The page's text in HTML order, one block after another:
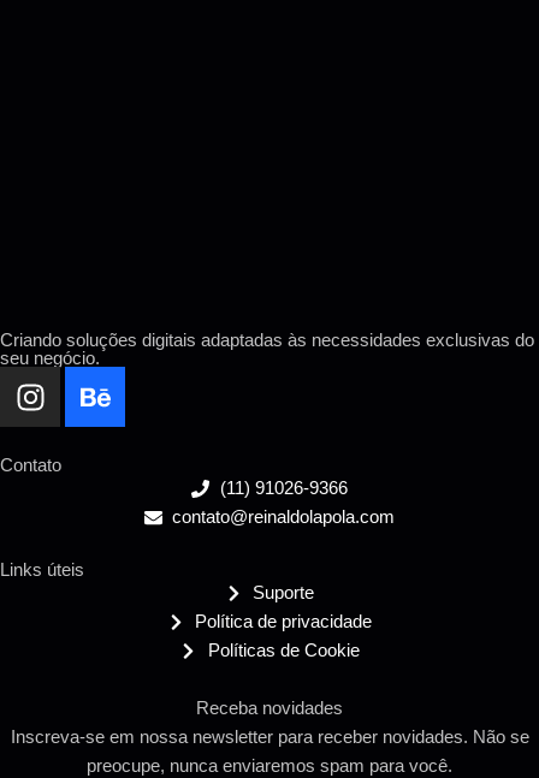
Criando soluções digitais adaptadas às necessidades exclusivas do
seu negócio.
Contato
(11) 91026-9366
contato@reinaldolapola.com
Links úteis
Suporte
Política de privacidade
Políticas de Cookie
Receba novidades
Inscreva-se em nossa newsletter para receber novidades. Não se
preocupe, nunca enviaremos spam para você.